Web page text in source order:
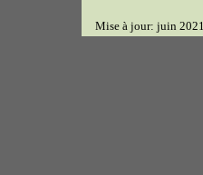
Mise à jour: juin 2021